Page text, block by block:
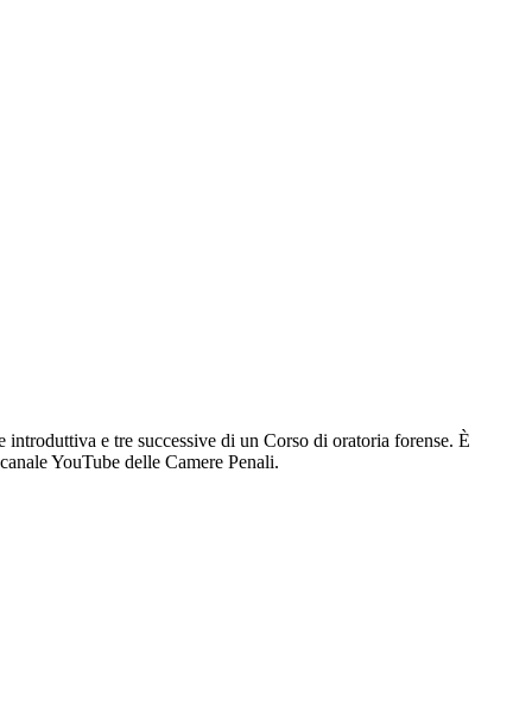
e tre successive di un Corso di oratoria forense. È
YouTube delle Camere Penali.